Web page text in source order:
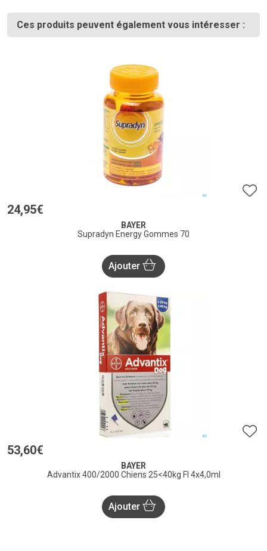
Ces produits peuvent également vous intéresser :
24,95€
BAYER
Supradyn Energy Gommes 70
Ajouter
53,60€
BAYER
Advantix 400/2000 Chiens 25<40kg Fl 4x4,0ml
Ajouter